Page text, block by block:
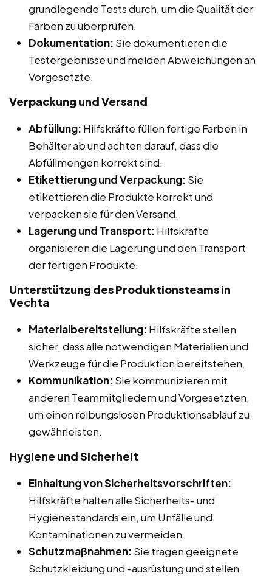
grundlegende Tests durch, um die Qualität der
Farben zu überprüfen.
Dokumentation: Sie dokumentieren die
Testergebnisse und melden Abweichungen an
Vorgesetzte.
Verpackung und Versand
Abfüllung: Hilfskräfte füllen fertige Farben in
Behälter ab und achten darauf, dass die
Abfüllmengen korrekt sind.
Etikettierung und Verpackung: Sie
etikettieren die Produkte korrekt und
verpacken sie für den Versand.
Lagerung und Transport: Hilfskräfte
organisieren die Lagerung und den Transport
der fertigen Produkte.
Unterstützung des Produktionsteams in
Vechta
Materialbereitstellung: Hilfskräfte stellen
sicher, dass alle notwendigen Materialien und
Werkzeuge für die Produktion bereitstehen.
Kommunikation: Sie kommunizieren mit
anderen Teammitgliedern und Vorgesetzten,
um einen reibungslosen Produktionsablauf zu
gewährleisten.
Hygiene und Sicherheit
Einhaltung von Sicherheitsvorschriften:
Hilfskräfte halten alle Sicherheits- und
Hygienestandards ein, um Unfälle und
Kontaminationen zu vermeiden.
Schutzmaßnahmen: Sie tragen geeignete
Schutzkleidung und -ausrüstung und stellen